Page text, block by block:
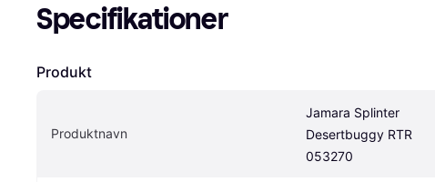
Specifikationer
Produkt
Produktnavn
Jamara Splinter
Desertbuggy RTR
053270